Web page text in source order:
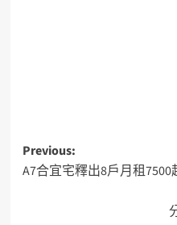
Previous:
A7合宜宅釋出8戶月租